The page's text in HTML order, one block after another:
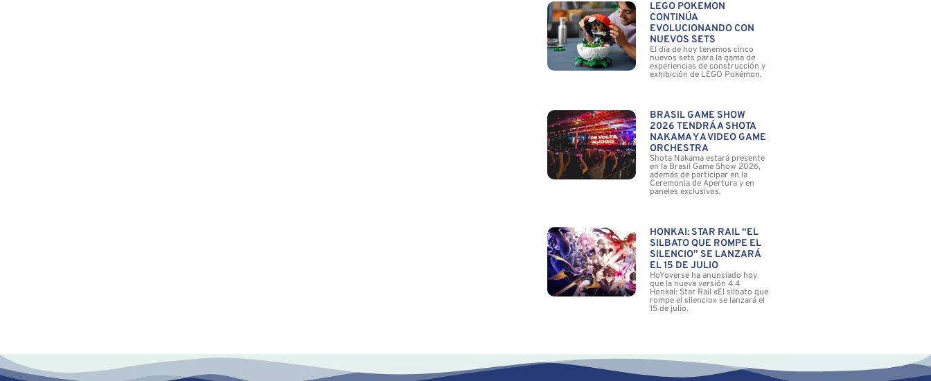
LEGO POKÉMON
CONTINÚA
EVOLUCIONANDO CON
NUEVOS SETS
El día de hoy tenemos cinco
nuevos sets para la gama de
experiencias de construcción y
exhibición de LEGO Pokémon.
BRASIL GAME SHOW
2026 TENDRÁ A SHOTA
NAKAMA Y A VIDEO GAME
ORCHESTRA
Shota Nakama estará presente
en la Brasil Game Show 2026,
además de participar en la
Ceremonia de Apertura y en
paneles exclusivos.
HONKAI: STAR RAIL “EL
SILBATO QUE ROMPE EL
SILENCIO” SE LANZARÁ
EL 15 DE JULIO
HoYoverse ha anunciado hoy
que la nueva versión 4.4
Honkai: Star Rail «El silbato que
rompe el silencio» se lanzará el
15 de julio.